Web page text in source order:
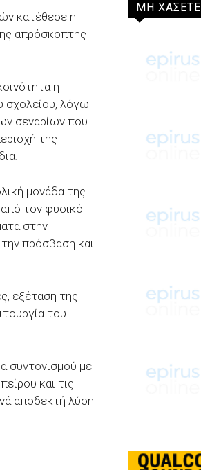
κατέθεσε η
απρόσκοπτης
η
σχολείου, λόγω
σεναρίων που
της
μονάδα της
τον φυσικό
στην
πρόσβαση και
εξέταση της
του
συντονισμού με
και τις
αποδεκτή λύση
ΜΗ ΧΑΣΕΤΕ